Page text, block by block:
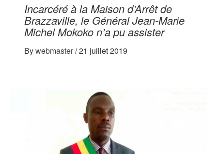
Incarcéré à la Maison d’Arrêt de
Brazzaville, le Général Jean-Marie
Michel Mokoko n’a pu assister
Bywebmaster/21 juillet 2019